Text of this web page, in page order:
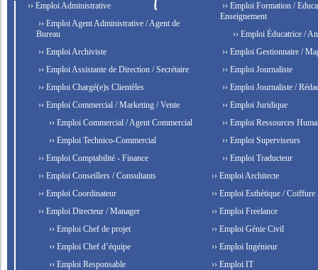
›› Emploi Administrative
›› Emploi Agent Administrative / Agent de
Bureau
›› Emploi Archiviste
›› Emploi Assistante de Direction / Secrétaire
›› Emploi Chargé(e)s Clientèles
›› Emploi Commercial / Marketing / Vente
›› Emploi Commercial / Agent Commercial
›› Emploi Technico-Commercial
›› Emploi Comptabilité - Finance
›› Emploi Conseillers / Consultants
›› Emploi Coordinateur
›› Emploi Directeur / Manager
›› Emploi Chef de projet
›› Emploi Chef d’équipe
›› Emploi Responsable
›› Emploi Formation /
Enseignement
›› Emploi Éducatrice /
›› Emploi Gestionnaire /
›› Emploi Journaliste
›› Emploi Journaliste /
›› Emploi Juridique
›› Emploi Ressources
›› Emploi Superviseurs
›› Emploi Traducteur
›› Emploi Architecte
›› Emploi Esthétique / Coiffure
›› Emploi Freelance
›› Emploi Génie Civil
›› Emploi Ingénieur
›› Emploi IT